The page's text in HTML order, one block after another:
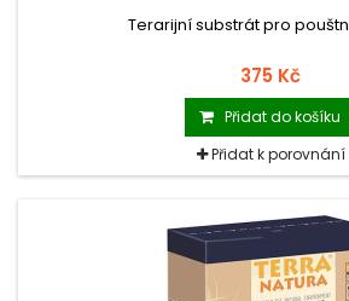
Terarijní substrát pro
375 Kč
Přidat do košíku
Přidat k porovnání